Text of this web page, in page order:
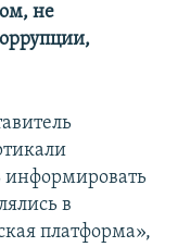
1080p
не
информировать
в
платформа»,